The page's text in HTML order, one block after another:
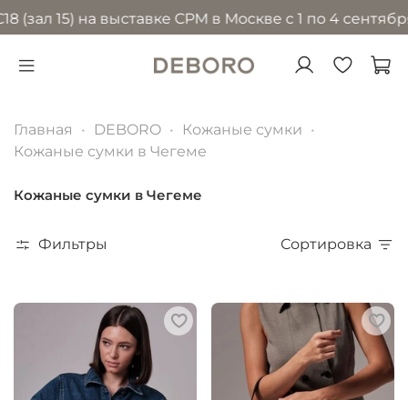
на выставке CPM в Москве с 1 по 4 сентября
Главная DEBORO
Кожаные сумки
Кожаные сумки в Чегеме
Кожаные сумки в Чегеме
Фильтры Сортировка